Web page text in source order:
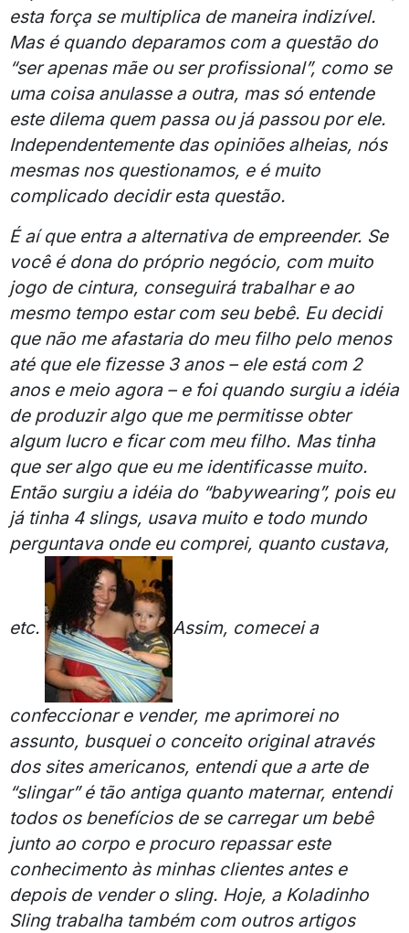
esta força se multiplica de maneira indizível.
Mas é quando deparamos com a questão do
“ser apenas mãe ou ser profissional”, como se
uma coisa anulasse a outra, mas só entende
este dilema quem passa ou já passou por ele.
Independentemente das opiniões alheias, nós
mesmas nos questionamos, e é muito
complicado decidir esta questão.
É aí que entra a alternativa de empreender. Se
você é dona do próprio negócio, com muito
jogo de cintura, conseguirá trabalhar e ao
mesmo tempo estar com seu bebê. Eu decidi
que não me afastaria do meu filho pelo menos
até que ele fizesse 3 anos – ele está com 2
anos e meio agora – e foi quando surgiu a idéia
de produzir algo que me permitisse obter
algum lucro e ficar com meu filho. Mas tinha
que ser algo que eu me identificasse muito.
Então surgiu a idéia do “babywearing”, pois eu
já tinha 4 slings, usava muito e todo mundo
perguntava onde eu comprei, quanto custava,
etc. Assim, comecei a
confeccionar e vender, me aprimorei no
assunto, busquei o conceito original através
dos sites americanos, entendi que a arte de
“slingar” é tão antiga quanto maternar, entendi
todos os benefícios de se carregar um bebê
junto ao corpo e procuro repassar este
conhecimento às minhas clientes antes e
depois de vender o sling. Hoje, a Koladinho
Sling trabalha também com outros artigos